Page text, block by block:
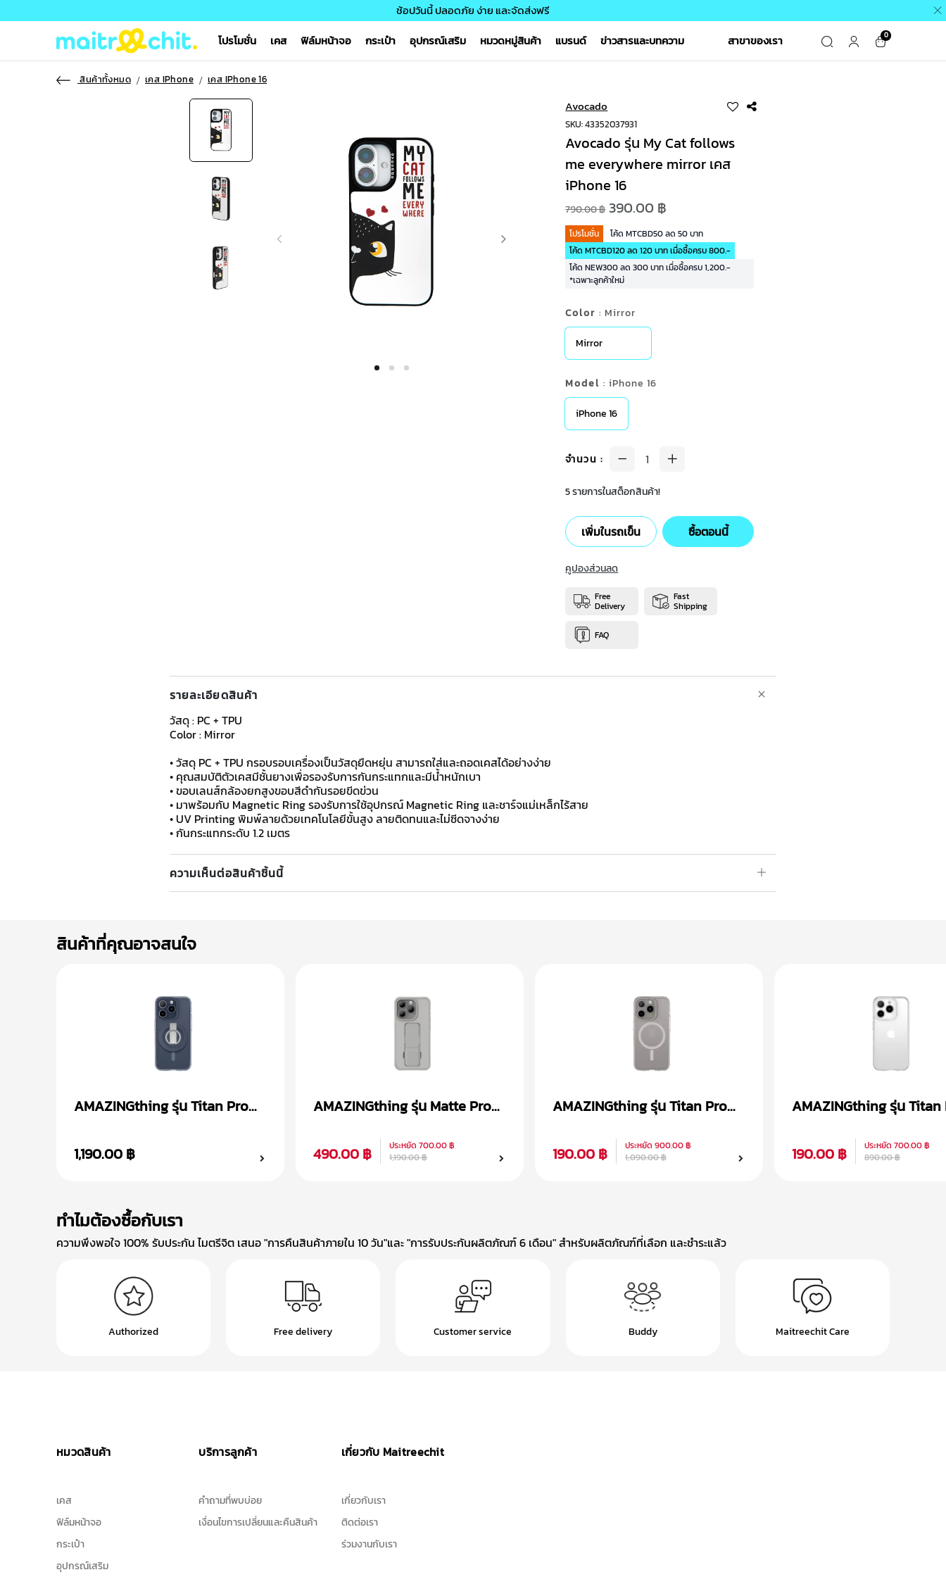
ช้อปวันนี้ ปลอดภัย ง่าย และจัดส่งฟรี
โปรโมชั่น
เคส ฟิล์มหน้าจอ กระเป๋า อุปกรณ์เสริม หมวดหมู่สินค้า แบรนด์ ข่าวสารและบทความ สาขาของเรา 0
สินค้าทั้งหมด เคส IPhone เคส IPhone 16
Avocado
SKU: 43352037931
Avocado รุ่น My Cat follows
me everywhere mirror เคส
iPhone 16
790.00 ฿390.00 ฿
โปรโมชั่น
โค้ด MTCBD50 ลด 50 บาท
โค้ด MTCBD120 ลด 120 บาท เมื่อซื้อครบ 800.-
โค้ด NEW300 ลด 300 บาท เมื่อซื้อครบ 1,200.-
*เฉพาะลูกค้าใหม่
Color: Mirror
Mirror
Model: iPhone 16
iPhone 16
จำนวน:
5 รายการในสต็อกสินค้า!
เพิ่มในรถเข็น ซื้อตอนนี้
คูปองส่วนลด
Free
Delivery
Fast
Shipping
FAQ
รายละเอียดสินค้า
วัสดุ : PC + TPU
Color : Mirror
• วัสดุ PC + TPU กรอบรอบเครื่องเป็นวัสดุยืดหยุ่น สามารถใส่และถอดเคสได้อย่างง่าย
• คุณสมบัติตัวเคสมีชั้นยางเพื่อรองรับการกันกระแทกและมีน้ำหนักเบา
• ขอบเลนส์กล้องยกสูงขอบสีดำกันรอยขีดข่วน
• มาพร้อมกับ Magnetic Ring รองรับการใช้อุปกรณ์ Magnetic Ring และชาร์จแม่เหล็กไร้สาย
• UV Printing พิมพ์ลายด้วยเทคโนโลยีขั้นสูง ลายติดทนและไม่ซีดจางง่าย
• กันกระแทกระดับ 1.2 เมตร
ความเห็นต่อสินค้าชิ้นนี้
สินค้าที่คุณอาจสนใจ
AMAZINGthing รุ่น Titan Pro
iPhone 15
1,190.00 ฿
AMAZINGthing รุ่น Matte Pro
490.00 ฿
ประหยัด 700.00 ฿
1,190.00 ฿
AMAZINGthing รุ่น Titan Pro
190.00 ฿
ประหยัด 900.00 ฿
1,090.00 ฿
AMAZINGthing รุ่น Titan
190.00 ฿
ประหยัด 700.00 ฿
890.00 ฿
ทำไมต้องซื้อกับเรา
ความพึงพอใจ 100% รับประกัน ไมตรีจิต เสนอ "การคืนสินค้าภายใน 10 วัน"และ "การรับประกันผลิตภัณฑ์ 6 เดือน" สำหรับผลิตภัณฑ์ที่เลือก และชำระแล้ว
Authorized Free delivery Customer service Buddy Maitreechit Care
หมวดสินค้า
เคส
ฟิล์มหน้าจอ
กระเป๋า
อุปกรณ์เสริม
บริการลูกค้า
คำถามที่พบบ่อย
เงื่อนไขการเปลี่ยนและคืนสินค้า
เกี่ยวกับ Maitreechit
เกี่ยวกับเรา
ติดต่อเรา
ร่วมงานกับเรา